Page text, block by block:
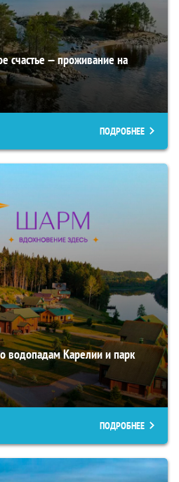
счастье — проживание на
ПОДРОБНЕЕ
водопадам Карелии и парк
ПОДРОБНЕЕ